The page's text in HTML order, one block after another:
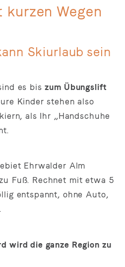
Wegen
Skiurlaub sein
es biszum Übungslift
Kinder stehen also
als Ihr „Handschuhe
Ehrwalder Alm
Fuß. Rechnet mit etwa 5
entspannt, ohne Auto,
wird die ganze Region zu